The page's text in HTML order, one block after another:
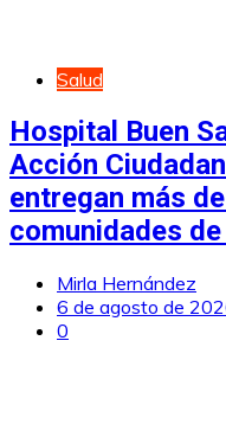
Salud
Hospital Buen
Acción
entregan más
comunidades
Mirla Hernández
6 de agosto de
0